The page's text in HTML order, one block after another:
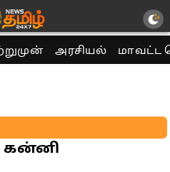
அரசியல் மாவட்ட
கன்னி